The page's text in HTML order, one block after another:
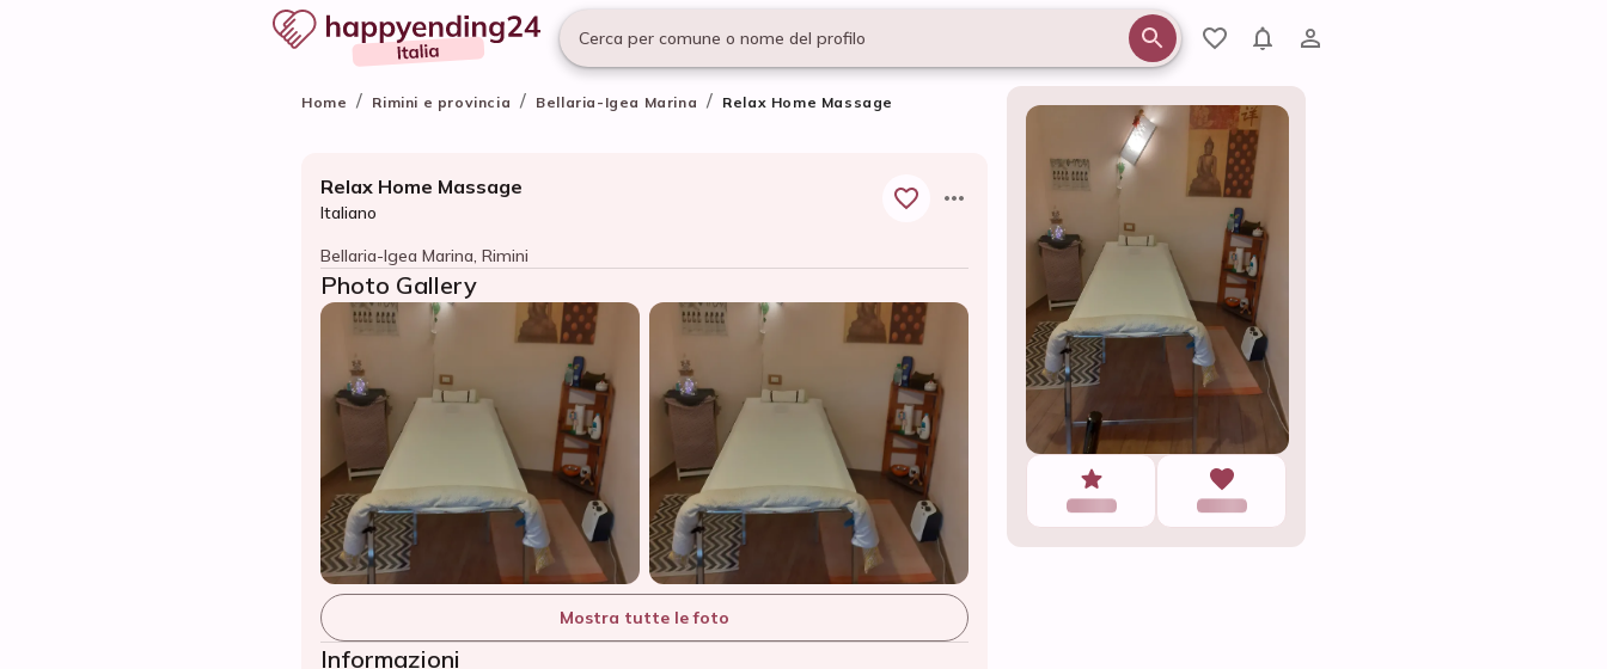
Cerca per comune o nome del profilo
Home / Rimini e provincia / Bellaria-Igea Marina / Relax Home Massage
Relax Home Massage
Italiano
Bellaria-Igea Marina, Rimini
Photo Gallery
Mostra tutte le foto
Informazioni